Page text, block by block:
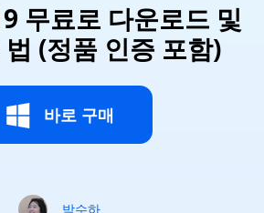
무료로 다운로드 및
(정품 인증 포함)
바로 구매
박수하